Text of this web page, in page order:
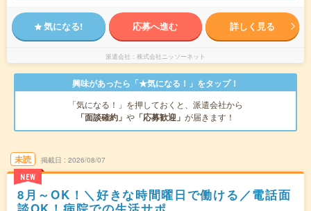
気になる! 応募へ進む 詳しく見る
派遣会社 株式会社ニッソーネット
興味があったら「★気になる！」をタップ！
「気になる！」を押しておくと、派遣会社から
「面談確約」 や 「応募歓迎」 が届きます！
未読
NEW
掲載日 2026/08/07
8月～OK！＼好きな時間曜日で働ける／電話面